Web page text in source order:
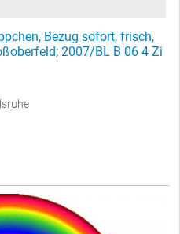
Bezug sofort, frisch,
2007/BL B 06 4 Zi